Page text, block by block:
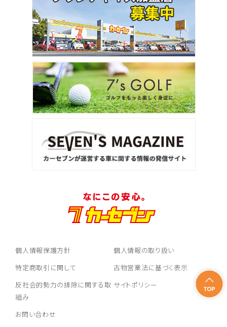
個人情報保護方針
個人情報の取り扱い
特定商取引に関して
古物営業法に基づく表示
反社会的勢力の排除に関する取
組み
サイトポリシー
お問い合わせ